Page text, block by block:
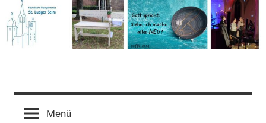
Inhalt
springen
Pfarrgemeinde
Menü